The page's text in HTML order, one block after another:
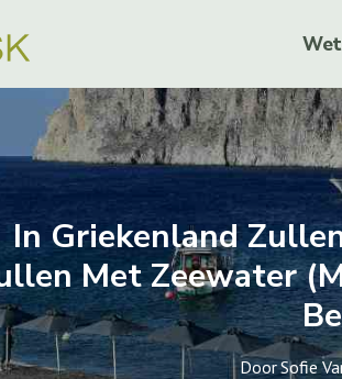
In Griekenland
Met Zeewater
DoorSofie